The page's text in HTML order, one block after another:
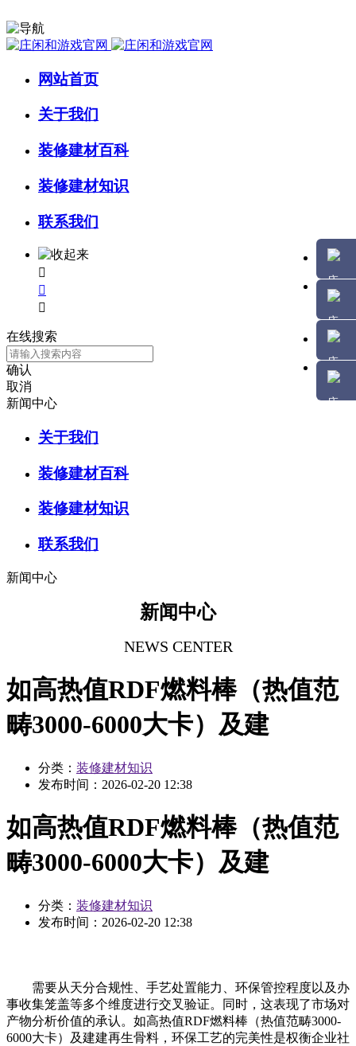
网站首页
关于我们
装修建材百科
装修建材知识
联系我们



在线搜索
确认
取消
新闻中心
关于我们
装修建材百科
装修建材知识
联系我们
新闻中心
新闻中心
NEWS CENTER
如高热值RDF燃料棒（热值范
畴3000-6000大卡）及建
分类： 装修建材知识
发布时间： 2026-02-20 12:38
如高热值RDF燃料棒（热值范
畴3000-6000大卡）及建
分类： 装修建材知识
发布时间： 2026-02-20 12:38
需要从天分合规性、手艺处置能力、环保管控程度以及办
事收集笼盖等多个维度进行交叉验证。同时，这表现了市场对
产物分析价值的承认。如高热值RDF燃料棒（热值范畴3000-
6000大卡）及建建再生骨料，环保工艺的完美性是权衡企业社